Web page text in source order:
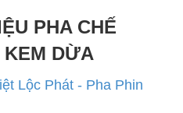
PHA CHẾ
KEM DỪA
Lộc Phát - Pha Phin